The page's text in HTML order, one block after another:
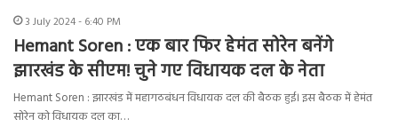
3 July 2024 - 6:40 PM
Hemant Soren : एक बार फिर हेमंत सोरेन बनेंगे
झारखंड के सीएम! चुने गए विधायक दल के नेता
Hemant Soren : झारखंड में महागठबंधन विधायक दल की बैठक हुई। इस बैठक में हेमंत
सोरेन को विधायक दल का…